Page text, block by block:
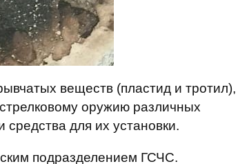
веществ (пластид и тротил),
оружию различных
для их установки.
подразделением ГСЧС.